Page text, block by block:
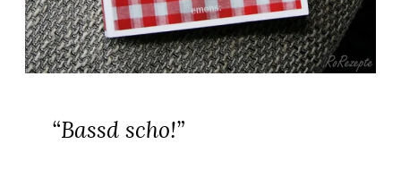
“Bassd scho!”